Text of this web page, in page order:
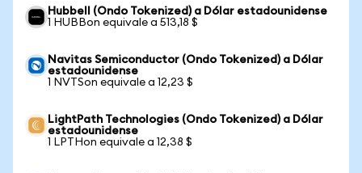
Hubbell (Ondo Tokenized) a Dólar estadounidense
1 HUBBon equivale a 513,18 $
Navitas Semiconductor (Ondo Tokenized) a Dólar
estadounidense
1 NVTSon equivale a 12,23 $
LightPath Technologies (Ondo Tokenized) a Dólar
estadounidense
1 LPTHon equivale a 12,38 $